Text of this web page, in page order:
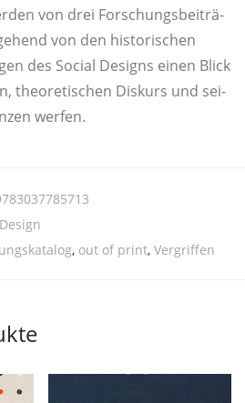
von drei For­schungs­bei­trä­
von den his­to­ri­schen
des Social Designs einen Blick
theo­re­ti­schen Dis­kurs und sei­
werfen.
Design
, out of print, Vergriffen